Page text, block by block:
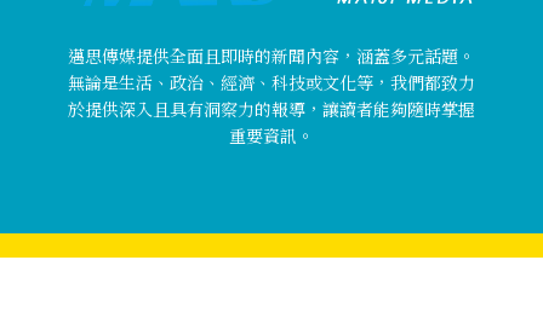
邁思傳媒提供全面且即時的新聞內容，涵蓋多元話題。
無論是生活、政治、經濟、科技或文化等，我們都致力
於提供深入且具有洞察力的報導，讓讀者能夠隨時掌握
重要資訊。